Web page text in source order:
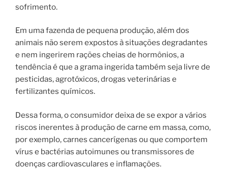
sofrimento.
Em uma fazenda de pequena produção, além dos
animais não serem expostos à situações degradantes
e nem ingerirem rações cheias de hormônios, a
tendência é que a grama ingerida também seja livre de
pesticidas, agrotóxicos, drogas veterinárias e
fertilizantes químicos.
Dessa forma, o consumidor deixa de se expor a vários
riscos inerentes à produção de carne em massa, como,
por exemplo, carnes cancerígenas ou que comportem
vírus e bactérias autoimunes ou transmissores de
doenças cardiovasculares e inflamações.